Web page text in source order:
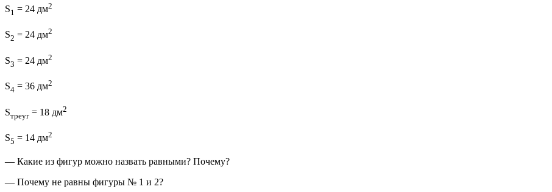
S1 = 24 дм2
S2 = 24 дм2
S3 = 24 дм2
S4 = 36 дм2
Sтреуг = 18 дм2
S5 = 14 дм2
— Какие из фигур можно назвать равными? Почему?
— Почему не равны фигуры № 1 и 2?